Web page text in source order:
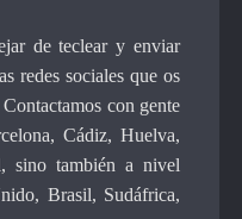
de teclear y enviar
redes sociales que os
con gente
Cádiz, Huelva,
sino también a nivel
Brasil, Sudáfrica,